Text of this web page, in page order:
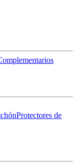
Protectores de